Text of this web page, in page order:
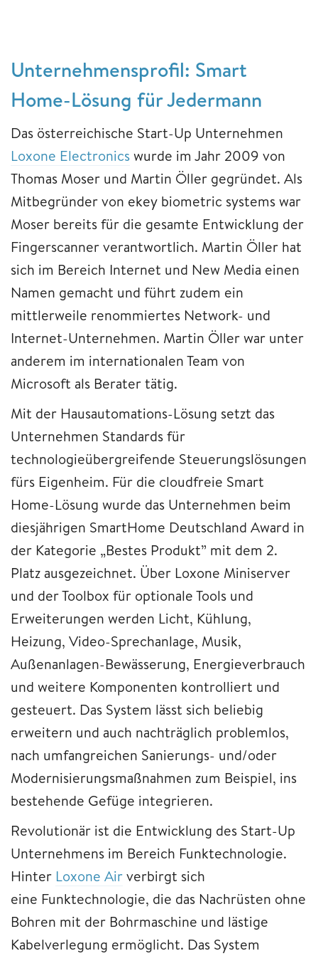
Unternehmensprofil: Smart
Home-Lösung für Jedermann
Das österreichische Start-Up Unternehmen
Loxone Electronicswurde im Jahr 2009 von
Thomas Moser und Martin Öller gegründet. Als
Mitbegründer von ekey biometric systems war
Moser bereits für die gesamte Entwicklung der
Fingerscanner verantwortlich. Martin Öller hat
sich im Bereich Internet und New Media einen
Namen gemacht und führt zudem ein
mittlerweile renommiertes Network- und
Internet-Unternehmen. Martin Öller war unter
anderem im internationalen Team von
Microsoft als Berater tätig.
Mit der Hausautomations-Lösung setzt das
Unternehmen Standards für
technologieübergreifende Steuerungslösungen
fürs Eigenheim. Für die cloudfreie Smart
Home-Lösung wurde das Unternehmen beim
diesjährigen SmartHome Deutschland Award in
der Kategorie „Bestes Produkt” mit dem 2.
Platz ausgezeichnet. Über Loxone Miniserver
und der Toolbox für optionale Tools und
Erweiterungen werden Licht, Kühlung,
Heizung, Video-Sprechanlage, Musik,
Außenanlagen-Bewässerung, Energieverbrauch
und weitere Komponenten kontrolliert und
gesteuert. Das System lässt sich beliebig
erweitern und auch nachträglich problemlos,
nach umfangreichen Sanierungs- und/oder
Modernisierungsmaßnahmen zum Beispiel, ins
bestehende Gefüge integrieren.
Revolutionär ist die Entwicklung des Start-Up
Unternehmens im Bereich Funktechnologie.
Hinter Loxone Airverbirgt sich
eine Funktechnologie, die das Nachrüsten ohne
Bohren mit der Bohrmaschine und lästige
Kabelverlegung ermöglicht. Das System